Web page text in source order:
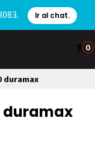
Ir al chat.
0
duramax
duramax